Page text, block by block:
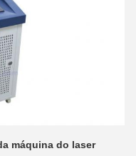
máquina do laser